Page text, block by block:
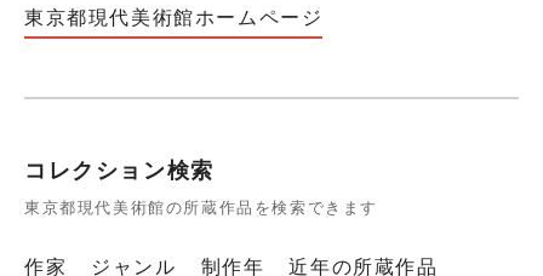
東京都現代美術館ホームページ
コレクション検索
東京都現代美術館の所蔵作品を検索できます
作家 ジャンル 制作年
近年の所蔵作品